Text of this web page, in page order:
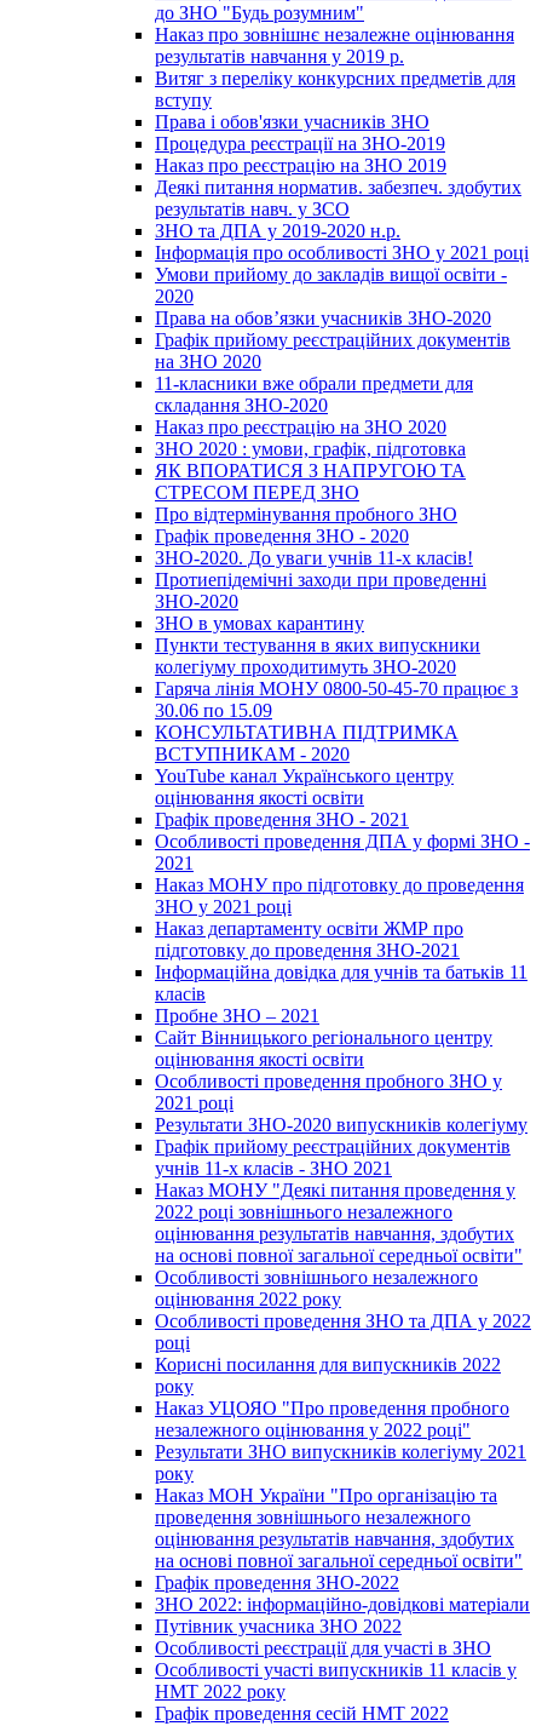
до ЗНО "Будь розумним"
Наказ про зовнішнє незалежне оцінювання
результатів навчання у 2019 р.
Витяг з переліку конкурсних предметів для
вступу
Права і обов'язки учасників ЗНО
Процедура реєстрації на ЗНО-2019
Наказ про реєстрацію на ЗНО 2019
Деякі питання норматив. забезпеч. здобутих
результатів навч. у ЗСО
ЗНО та ДПА у 2019-2020 н.р.
Інформація про особливості ЗНО у 2021 році
Умови прийому до закладів вищої освіти -
2020
Права на обов’язки учасників ЗНО-2020
Графік прийому реєстраційних документів
на ЗНО 2020
11-класники вже обрали предмети для
складання ЗНО-2020
Наказ про реєстрацію на ЗНО 2020
ЗНО 2020 : умови, графік, підготовка
ЯК ВПОРАТИСЯ З НАПРУГОЮ ТА
СТРЕСОМ ПЕРЕД ЗНО
Про відтермінування пробного ЗНО
Графік проведення ЗНО - 2020
ЗНО-2020. До уваги учнів 11-х класів!
Протиепідемічні заходи при проведенні
ЗНО-2020
ЗНО в умовах карантину
Пункти тестування в яких випускники
колегіуму проходитимуть ЗНО-2020
Гаряча лінія МОНУ 0800-50-45-70 працює з
30.06 по 15.09
КОНСУЛЬТАТИВНА ПІДТРИМКА
ВСТУПНИКАМ - 2020
YouTube канал Українського центру
оцінювання якості освіти
Графік проведення ЗНО - 2021
Особливості проведення ДПА у формі ЗНО -
2021
Наказ МОНУ про підготовку до проведення
ЗНО у 2021 році
Наказ департаменту освіти ЖМР про
підготовку до проведення ЗНО-2021
Інформаційна довідка для учнів та батьків 11
класів
Пробне ЗНО – 2021
Сайт Вінницького регіонального центру
оцінювання якості освіти
Особливості проведення пробного ЗНО у
2021 році
Результати ЗНО-2020 випускників колегіуму
Графік прийому реєстраційних документів
учнів 11-х класів - ЗНО 2021
Наказ МОНУ "Деякі питання проведення у
2022 році зовнішнього незалежного
оцінювання результатів навчання, здобутих
на основі повної загальної середньої освіти"
Особливості зовнішнього незалежного
оцінювання 2022 року
Особливості проведення ЗНО та ДПА у 2022
році
Корисні посилання для випускників 2022
року
Наказ УЦОЯО "Про проведення пробного
незалежного оцінювання у 2022 році"
Результати ЗНО випускників колегіуму 2021
року
Наказ МОН України "Про організацію та
проведення зовнішнього незалежного
оцінювання результатів навчання, здобутих
на основі повної загальної середньої освіти"
Графік проведення ЗНО-2022
ЗНО 2022: інформаційно-довідкові матеріали
Путівник учасника ЗНО 2022
Особливості реєстрації для участі в ЗНО
Особливості участі випускників 11 класів у
НМТ 2022 року
Графік проведення сесій НМТ 2022